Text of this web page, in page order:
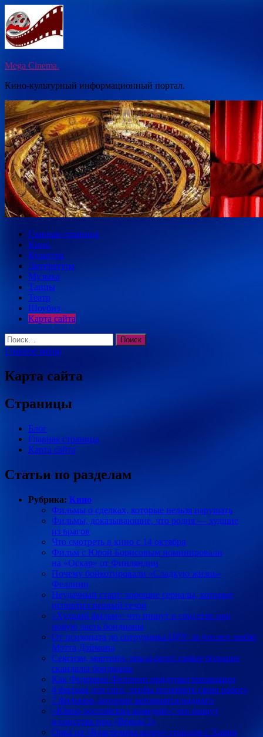
Перейти
к
содержимому
Mega Cinema.
Кино-культурный информационный портал.
Главная страница
Кино
Культура
Литература
Музыка
Танцы
Театр
Шоубиз
Карта сайта
Найти:
Главное меню
Карта сайта
Страницы
Блог
Главная страница
Карта сайта
Статьи по разделам
Рубрика: Кино
Фильмы о сделках, которые нельзя нарушать
Фильмы, доказывающие, что родня — худшие
из врагов
Что смотреть в кино с 14 октября
Фильм с Юрой Борисовым номинировали
на «Оскар» от Финляндии
Почему бойкотировали «Сладкую жизнь»
Феллини
Неудачный старт: хорошие сериалы, которые
испортил первый сезон
«Худший фильм»: что пишут в соцсетях про
новую часть бондианы
От психопата до сотрудника ЦРУ: за что все любят
Мэтта Дэймона
Сексизм, мартини, рок-н-ролл: самые большие
скандалы бондианы
Как Федерико Феллини придумал папарацци
4 фильма для того, чтобы полюбить свою работу
7 фильмов, которые запомнятся надолго
«Юмор российских комедий»: что пишут
в соцсетях про «Веном 2»
Орка из «Властелина колец» списали с Харви